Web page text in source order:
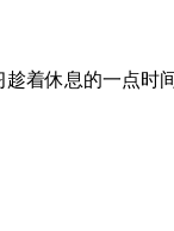
着休息的一点时